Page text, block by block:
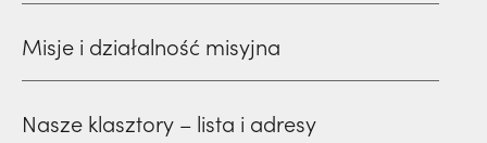
Misje i działalność misyjna
Nasze klasztory – lista i adresy